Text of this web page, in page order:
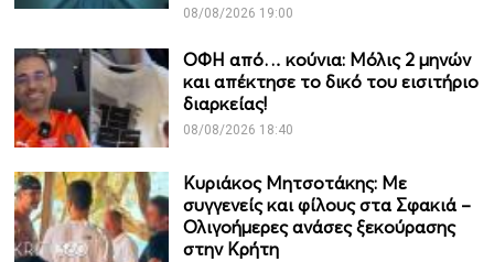
08/08/2026 19:00
ΟΦΗ από… κούνια: Μόλις 2 μηνών
και απέκτησε το δικό του εισιτήριο
διαρκείας!
08/08/2026 18:40
Κυριάκος Μητσοτάκης: Με
συγγενείς και φίλους στα Σφακιά –
Ολιγοήμερες ανάσες ξεκούρασης
στην Κρήτη